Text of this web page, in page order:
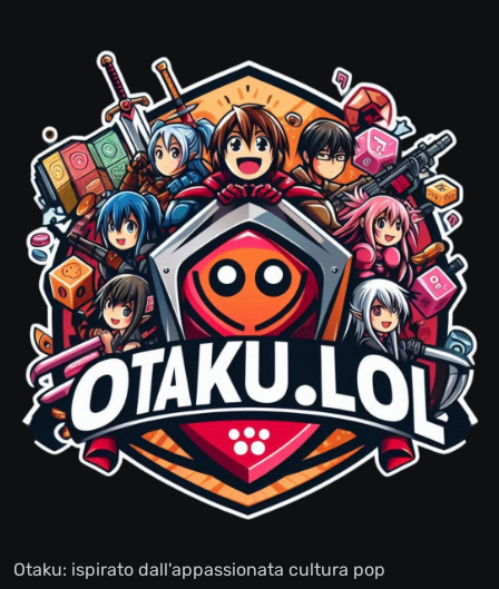
Otaku: ispirato dall'appassionata cultura pop